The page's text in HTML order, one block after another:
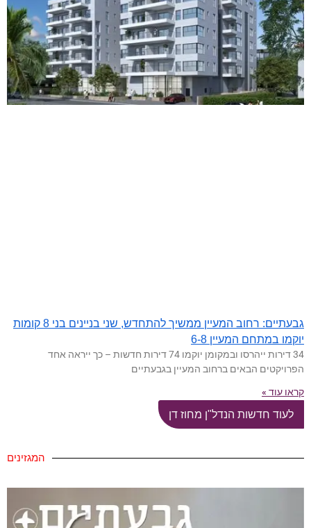
גבעתיים: רחוב המעיין ממשיך להתחדש, שני בניינים בני 8 קומות
יוקמו במתחם המעיין 6-8
34 דירות ייהרסו ובמקומן יוקמו 74 דירות חדשות – כך ייראה אחד
הפרויקטים הבאים ברחוב המעיין בגבעתיים
קראו עוד »
לעוד חדשות הנדל"ן מחוז דן
המגזינים